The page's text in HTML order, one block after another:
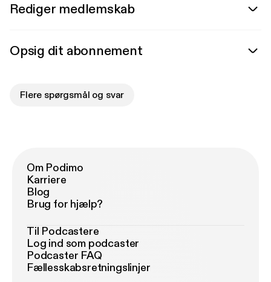
Rediger medlemskab
Opsig dit abonnement
Flere spørgsmål og svar
Om Podimo
Karriere
Blog
Brug for hjælp?
Til Podcastere
Log ind som podcaster
Podcaster FAQ
Fællesskabsretningslinjer